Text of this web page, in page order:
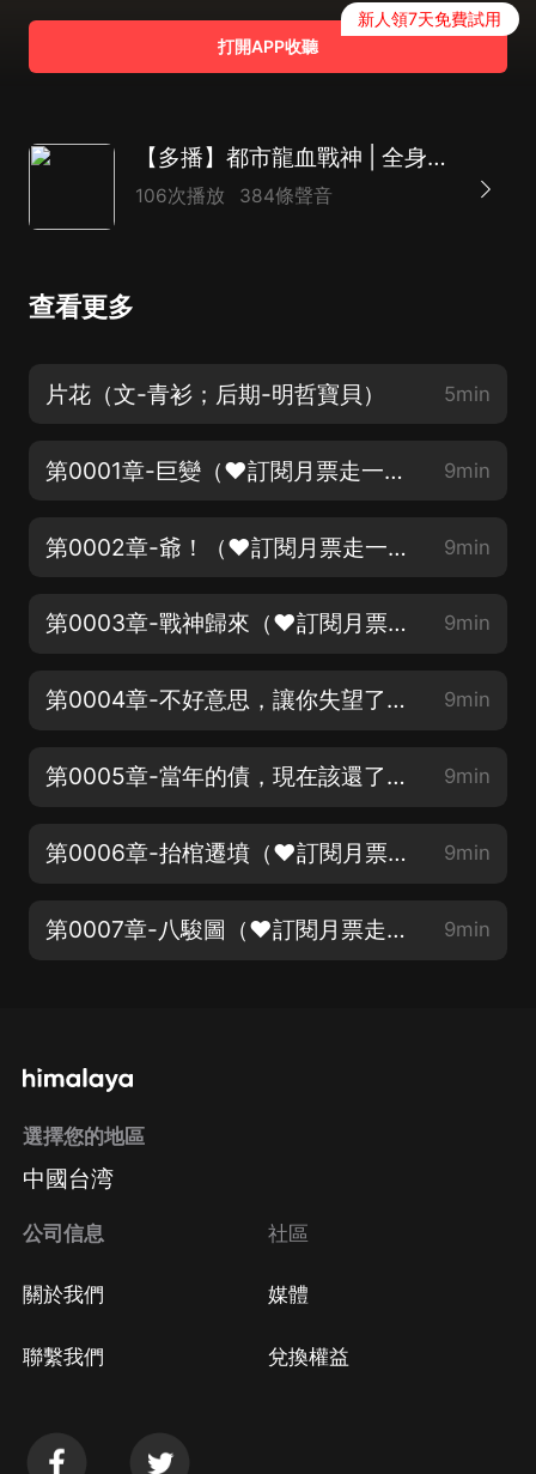
打開APP收聽
新人領7天免費試用
【多播】都市龍血戰神 | 全身細胞都在燃燒 | 爽
106次播放 384條聲音
查看更多
片花（文-青衫；后期-明哲寶貝） 5min
第0001章-巨變（❤訂閱月票走一走，帥哥美女全富有❤） 9min
第0002章-爺！（❤訂閱月票走一走，帥哥美女全富有❤） 9min
第0003章-戰神歸來（❤訂閱月票走一走，帥哥美女全富有❤） 9min
第0004章-不好意思，讓你失望了（❤訂閱月票走一走，帥哥美女全富有❤） 9min
第0005章-當年的債，現在該還了！（❤訂閱月票走一走，帥哥美女全富有❤） 9min
第0006章-抬棺遷墳（❤訂閱月票走一走，帥哥美女全富有❤） 9min
第0007章-八駿圖（❤訂閱月票走一走，帥哥美女全富有❤） 9min
選擇您的地區
中國台湾
公司信息
關於我們
聯繫我們
社區
媒體
兌換權益